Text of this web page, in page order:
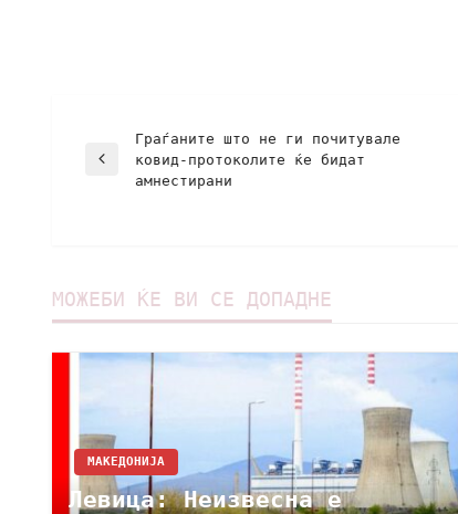
Граѓаните што не ги почитувале
ковид-протоколите ќе бидат
амнестирани
МОЖЕБИ ЌЕ ВИ СЕ ДОПАДНЕ
МАКЕДОНИЈА
Левица: Неизвесна е